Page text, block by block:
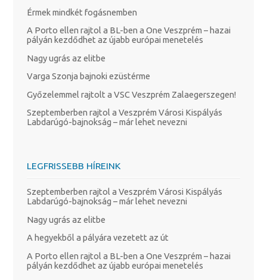
Érmek mindkét fogásnemben
A Porto ellen rajtol a BL-ben a One Veszprém – hazai
pályán kezdődhet az újabb európai menetelés
Nagy ugrás az elitbe
Varga Szonja bajnoki ezüstérme
Győzelemmel rajtolt a VSC Veszprém Zalaegerszegen!
Szeptemberben rajtol a Veszprém Városi Kispályás
Labdarúgó-bajnokság – már lehet nevezni
LEGFRISSEBB HÍREINK
Szeptemberben rajtol a Veszprém Városi Kispályás
Labdarúgó-bajnokság – már lehet nevezni
Nagy ugrás az elitbe
A hegyekből a pályára vezetett az út
A Porto ellen rajtol a BL-ben a One Veszprém – hazai
pályán kezdődhet az újabb európai menetelés